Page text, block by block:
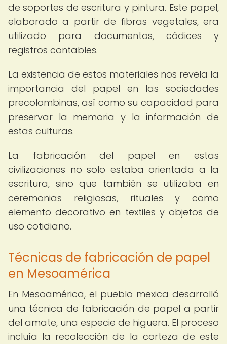
de soportes de escritura y pintura. Este papel,
elaborado a partir de fibras vegetales, era
utilizado para documentos, códices y
registros contables.
La existencia de estos materiales nos revela la
importancia del papel en las sociedades
precolombinas, así como su capacidad para
preservar la memoria y la información de
estas culturas.
La fabricación del papel en estas
civilizaciones no solo estaba orientada a la
escritura, sino que también se utilizaba en
ceremonias religiosas, rituales y como
elemento decorativo en textiles y objetos de
uso cotidiano.
Técnicas de fabricación de papel
en Mesoamérica
En Mesoamérica, el pueblo mexica desarrolló
una técnica de fabricación de papel a partir
del amate, una especie de higuera. El proceso
incluía la recolección de la corteza de este